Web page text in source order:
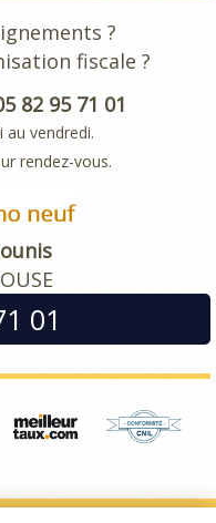
?
fiscale ?
82 95 71 01
au vendredi.
rendez-vous.
01